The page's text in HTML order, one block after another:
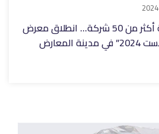
بمشاركة أكثر من 50 شركة… انطلاق معرض
“سيريا بلاست 2024” في مدينة المعارض